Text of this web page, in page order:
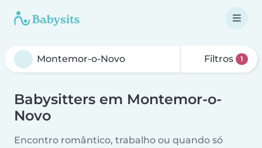
Filtros 1
Babysitters em Montemor-o-
Novo
Encontro romântico, trabalho ou quando só